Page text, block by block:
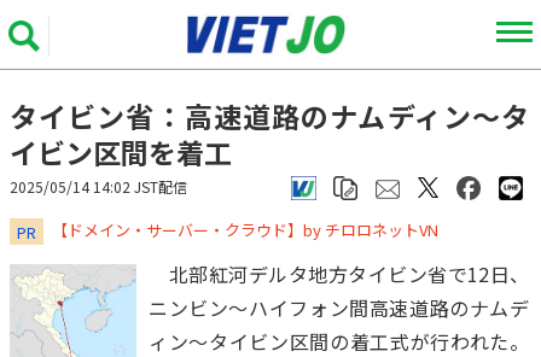
タイビン省：高速道路のナムディン～タ
イビン区間を着工
2025/05/14 14:02 JST配信
PR ​​​​​​​【ドメイン・サーバー・クラウド】by チロロネットVN
北部紅河デルタ地方タイビン省で12日、
ニンビン～ハイフォン間高速道路のナムデ
ィン～タイビン区間の着工式が行われた。